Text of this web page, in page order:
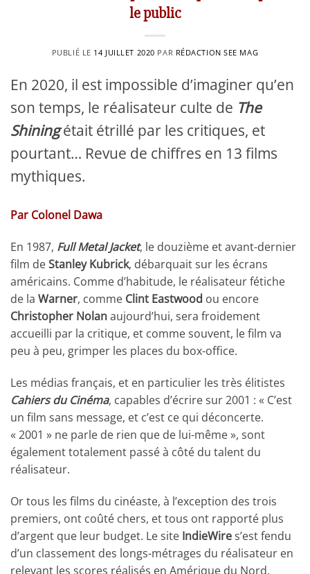
le public
PUBLIÉ LE 14 JUILLET 2020 PAR RÉDACTION SEE MAG
En 2020, il est impossible d’imaginer qu’en
son temps, le réalisateur culte de The
Shiningétait étrillé par les critiques, et
pourtant… Revue de chiffres en 13 films
mythiques.
Par Colonel Dawa
En 1987, Full Metal Jacket, le douzième et avant-dernier
film deStanley Kubrick, débarquait sur les écrans
américains. Comme d’habitude, le réalisateur fétiche
de la Warner, comme Clint Eastwood ou encore
Christopher Nolanaujourd’hui, sera froidement
accueilli par la critique, et comme souvent, le film va
peu à peu, grimper les places du box-office.
Les médias français, et en particulier les très élitistes
Cahiers du Cinéma, capables d’écrire sur 2001 : « C’est
un film sans message, et c’est ce qui déconcerte.
« 2001 » ne parle de rien que de lui-même », sont
également totalement passé à côté du talent du
réalisateur.
Or tous les films du cinéaste, à l’exception des trois
premiers, ont coûté chers, et tous ont rapporté plus
d’argent que leur budget. Le site IndieWires’est fendu
d’un classement des longs-métrages du réalisateur en
relevant les scores réalisés en Amérique du Nord.